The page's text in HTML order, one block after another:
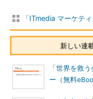
「ITmedia マーケテ
新しい連
「世界を救
ー（無料